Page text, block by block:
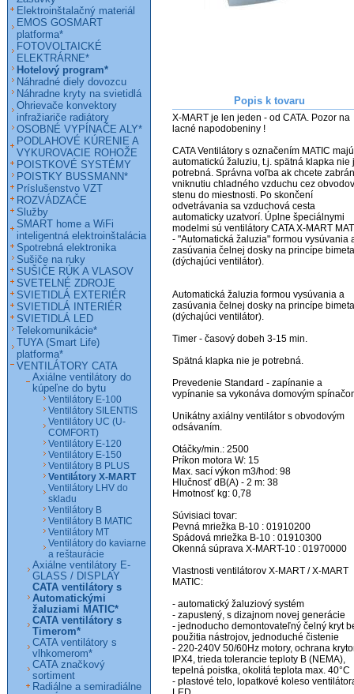
Popis k tovaru
X-MART je len jeden - od CATA. Pozor na
lacné napodobeniny !
CATA Ventilátory s označením MATIC majú
automatickú žaluziu, t.j. spätná klapka nie
potrebná. Správna voľba ak chcete
vniknutiu chladného vzduchu cez
stenu do miestnosti. Po skončení
odvetrávania sa vzduchová cesta
automaticky uzatvorí. Úplne špeciálnymi
modelmi sú ventilátory CATA X-MART
- "Automatická žaluzia" formou vysúvania
zasúvania čelnej dosky na princípe
(dýchajúci ventilátor).
Automatická žaluzia formou vysúvania a
zasúvania čelnej dosky na princípe
(dýchajúci ventilátor).
Timer - časový dobeh 3-15 min.
Spätná klapka nie je potrebná.
Prevedenie Standard - zapínanie a
vypínanie sa vykonáva domovým
Unikátny axiálny ventilátor s obvodovým
odsávaním.
Otáčky/min.: 2500
Príkon motora W: 15
Max. sací výkon m3/hod: 98
Hlučnosť dB(A) - 2 m: 38
Hmotnosť kg: 0,78
Súvisiaci tovar:
Pevná mriežka B-10 : 01910200
Spádová mriežka B-10 : 01910300
Okenná súprava X-MART-10 : 01970000
Vlastnosti ventilátorov X-MART / X-MART
MATIC:
- automatický žaluziový systém
- zapustený, s dizajnom novej generácie
- jednoducho demontovateľný čelný kryt
použitia nástrojov, jednoduché čistenie
- 220-240V 50/60Hz motory, ochrana
IPX4, trieda tolerancie teploty B (NEMA),
tepelná poistka, okolitá teplota max. 40°C
- plastové telo, lopatkové koleso
Elektroinštalačný materiál
EMOS GOSMART
platforma*
FOTOVOLTAICKÉ
ELEKTRÁRNE*
Hotelový program*
Náhradné diely dovozcu
Náhradne kryty na svietidlá
Ohrievače konvektory
infražiariče radiátory
OSOBNÉ VYPÍNAČE ALY*
PODLAHOVÉ KÚRENIE A
VYKUROVACIE ROHOŽE
POISTKOVÉ SYSTÉMY
POISTKY BUSSMANN*
Príslušenstvo VZT
ROZVÁDZAČE
Služby
SMART home a WiFi
inteligentná elektroinštalácia
Spotrebná elektronika
Sušiče na ruky
SUŠIČE RÚK A VLASOV
SVETELNÉ ZDROJE
SVIETIDLÁ EXTERIÉR
SVIETIDLÁ INTERIÉR
SVIETIDLÁ LED
Telekomunikácie*
TUYA (Smart Life)
platforma*
VENTILÁTORY CATA
Axiálne ventilátory do
kúpeľne do bytu
Ventilátory E-100
Ventilátory SILENTIS
Ventilátory UC (U-
COMFORT)
Ventilátory E-120
Ventilátory E-150
Ventilátory B PLUS
Ventilátory X-MART
Ventilátory LHV do
skladu
Ventilátory B
Ventilátory B MATIC
Ventilátory MT
Ventilátory do kaviarne
a reštaurácie
Axiálne ventilátory E-
GLASS / DISPLAY
CATA ventilátory s
Automatickými
žaluziami MATIC*
CATA ventilátory s
Timerom*
CATA ventilátory s
vlhkomerom*
CATA značkový
sortiment
Radiálne a semiradiálne